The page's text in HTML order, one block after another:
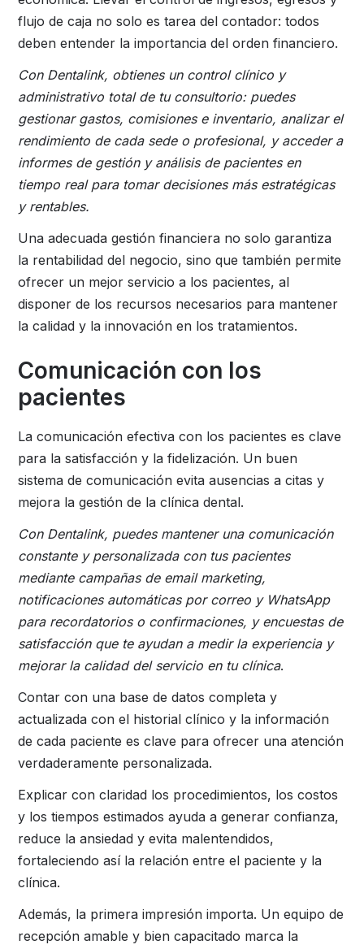
flujo de caja no solo es tarea del contador: todos
deben entender la importancia del orden financiero.
Con Dentalink, obtienes un control clínico y
administrativo total de tu consultorio: puedes
gestionar gastos, comisiones e inventario, analizar el
rendimiento de cada sede o profesional, y acceder a
informes de gestión y análisis de pacientes en
tiempo real para tomar decisiones más estratégicas
y rentables.
Una adecuada gestión financiera no solo garantiza
la rentabilidad del negocio, sino que también permite
ofrecer un mejor servicio a los pacientes, al
disponer de los recursos necesarios para mantener
la calidad y la innovación en los tratamientos.
Comunicación con los
pacientes
La comunicación efectiva con los pacientes es clave
para la satisfacción y la fidelización. Un buen
sistema de comunicación evita ausencias a citas y
mejora la gestión de la clínica dental.
Con Dentalink, puedes mantener una comunicación
constante y personalizada con tus pacientes
mediante campañas de email marketing,
notificaciones automáticas por correo y WhatsApp
para recordatorios o confirmaciones, y encuestas de
satisfacción que te ayudan a medir la experiencia y
mejorar la calidad del servicio en tu clínica.
Contar con una base de datos completa y
actualizada con el historial clínico y la información
de cada paciente es clave para ofrecer una atención
verdaderamente personalizada.
Explicar con claridad los procedimientos, los costos
y los tiempos estimados ayuda a generar confianza,
reduce la ansiedad y evita malentendidos,
fortaleciendo así la relación entre el paciente y la
clínica.
Además, la primera impresión importa. Un equipo de
recepción amable y bien capacitado marca la